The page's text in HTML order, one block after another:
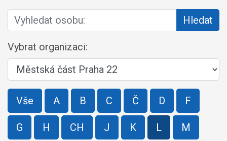
Vyhledat osobu: Hledat
Vybrat organizaci:
Vše A B C Č D F
G H CH J K L M